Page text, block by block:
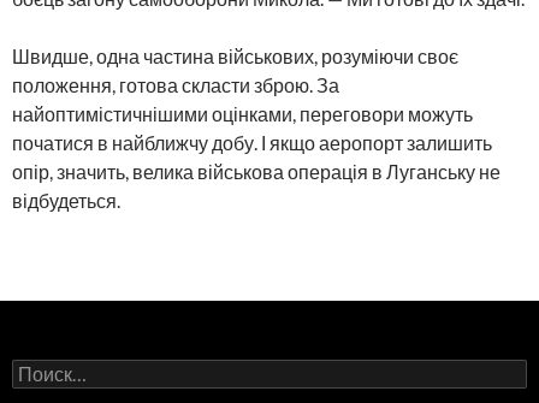
Швидше, одна частина військових, розуміючи своє
положення, готова скласти зброю. За
найоптимістичнішими оцінками, переговори можуть
початися в найближчу добу. І якщо аеропорт залишить
опір, значить, велика військова операція в Луганську не
відбудеться.
Н
а